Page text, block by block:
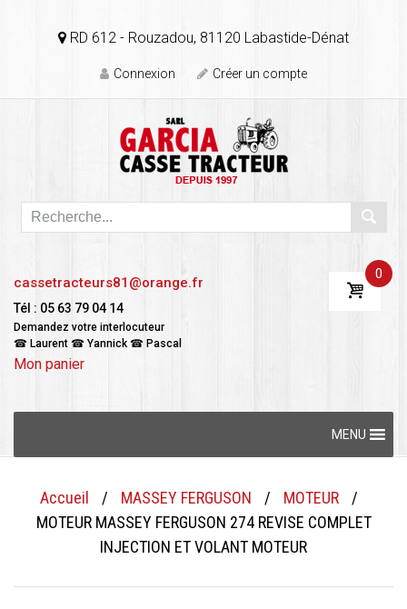
RD 612 - Rouzadou, 81120 Labastide-Dénat
Connexion Créer un compte
cassetracteurs81@orange.fr
Tél : 05 63 79 04 14
Demandez votre interlocuteur
☎ Laurent ☎ Yannick ☎ Pascal
Mon panier
0
MENU
Accueil / MASSEY FERGUSON / MOTEUR
/
MOTEUR MASSEY FERGUSON 274 REVISE COMPLET
INJECTION ET VOLANT MOTEUR